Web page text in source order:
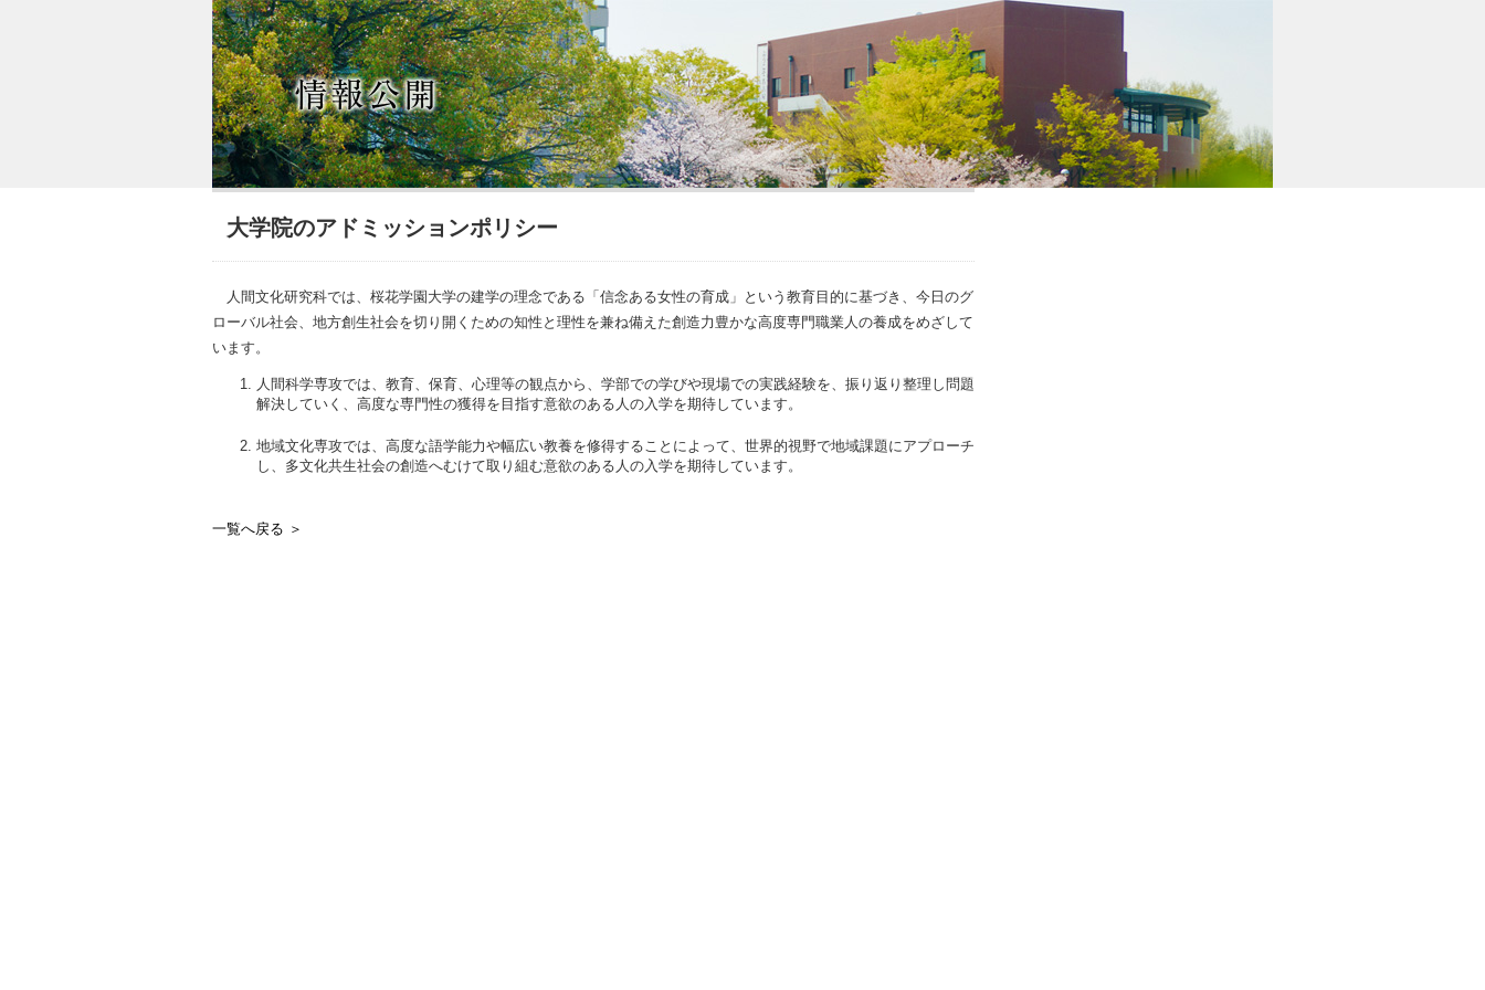
大学院のアドミッションポリシー
人間文化研究科では、桜花学園大学の建学の理念である「信念ある女性の育成」という教育目的に基づき、今日のグ
ローバル社会、地方創生社会を切り開くための知性と理性を兼ね備えた創造力豊かな高度専門職業人の養成をめざして
います。
人間科学専攻では、教育、保育、心理等の観点から、学部での学びや現場での実践経験を、振り返り整理し問題
解決していく、高度な専門性の獲得を目指す意欲のある人の入学を期待しています。
地域文化専攻では、高度な語学能力や幅広い教養を修得することによって、世界的視野で地域課題にアプローチ
し、多文化共生社会の創造へむけて取り組む意欲のある人の入学を期待しています。
一覧へ戻る ＞